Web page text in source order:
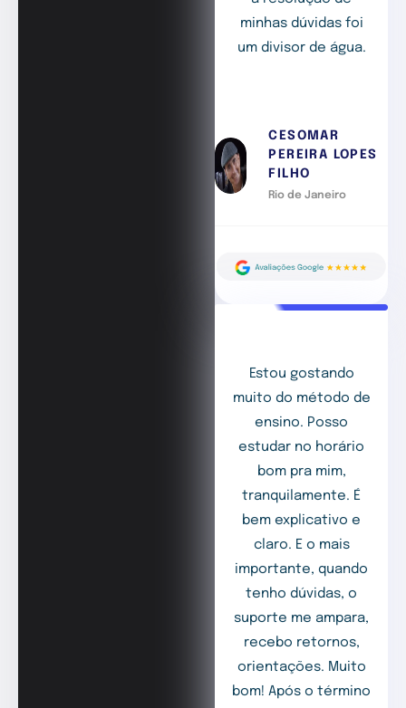
minhas dúvidas foi
um divisor de água.
CESOMAR
PEREIRA LOPES
FILHO
Rio de Janeiro
Estou gostando
muito do método de
ensino. Posso
estudar no horário
bom pra mim,
tranquilamente. É
bem explicativo e
claro. E o mais
importante, quando
tenho dúvidas, o
suporte me ampara,
recebo retornos,
orientações. Muito
bom! Após o término